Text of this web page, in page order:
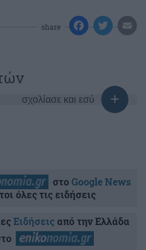
share
σχολίασε και εσύ
στοGoogle News
όλες τις ειδήσεις
Ειδήσειςαπό την Ελλάδα